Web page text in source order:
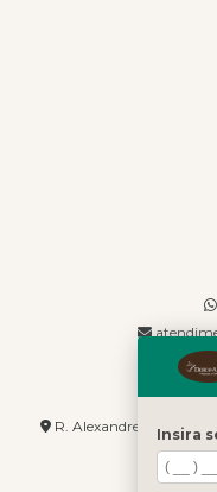
R. Alexandre de Barros,
Insira